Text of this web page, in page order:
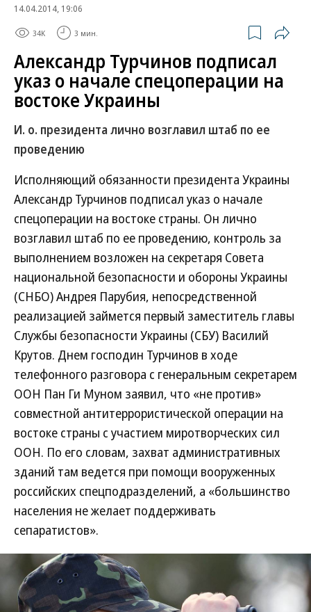
14.04.2014, 19:06
34K 3 мин.
Александр Турчинов подписал
указ о начале спецоперации на
востоке Украины
И. о. президента лично возглавил штаб по ее
проведению
Исполняющий обязанности президента Украины
Александр Турчинов подписал указ о начале
спецоперации на востоке страны. Он лично
возглавил штаб по ее проведению, контроль за
выполнением возложен на секретаря Совета
национальной безопасности и обороны Украины
(СНБО) Андрея Парубия, непосредственной
реализацией займется первый заместитель главы
Службы безопасности Украины (СБУ) Василий
Крутов. Днем господин Турчинов в ходе
телефонного разговора с генеральным секретарем
ООН Пан Ги Муном заявил, что «не против»
совместной антитеррористической операции на
востоке страны с участием миротворческих сил
ООН. По его словам, захват административных
зданий там ведется при помощи вооруженных
российских спецподразделений, а «большинство
населения не желает поддерживать
сепаратистов».